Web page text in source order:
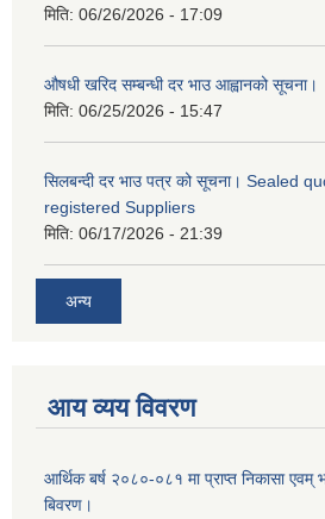
मिति: 06/26/2026 - 17:09
औषधी खरिद सम्बन्धी दर भाउ आह्वानको सूचना।
मिति: 06/25/2026 - 15:47
सिलबन्दी दर भाउ पत्र को सूचना। Sealed
registered Suppliers
मिति: 06/17/2026 - 21:39
अन्य
आय व्यय विवरण
आर्थिक बर्ष २०८०-०८१ मा प्राप्त निकासा
बिवरण।